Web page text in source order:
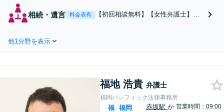
慰謝料/離婚全般/モラハラ・言
葉の暴力・セクハラ問題などで
相続・遺言 料金表有
【初回相談無料】【女性弁護士】
います。次の世代へのより良いバト
す。
他1分野を表示
福地 浩貴 弁護士
福岡パシフィック法律事務所
福 福岡
赤坂駅 か 営業時間：09:00